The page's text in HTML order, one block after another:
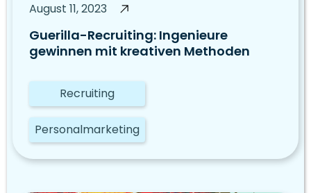
August 11, 2023
Guerilla-Recruiting: Ingenieure
gewinnen mit kreativen Methoden
Recruiting
Personalmarketing